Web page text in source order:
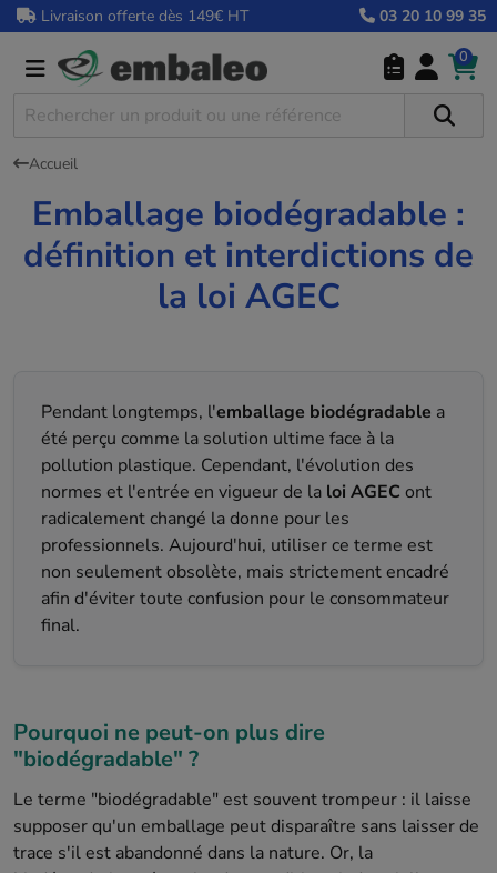
Livraison offerte dès 149€ HT 03 20 10 99 35
0
Accueil
Emballage biodégradable :
définition et interdictions de
la loi AGEC
Pendant longtemps, l'emballage biodégradable a
été perçu comme la solution ultime face à la
pollution plastique. Cependant, l'évolution des
normes et l'entrée en vigueur de la loi AGEC ont
radicalement changé la donne pour les
professionnels. Aujourd'hui, utiliser ce terme est
non seulement obsolète, mais strictement encadré
afin d'éviter toute confusion pour le consommateur
final.
Pourquoi ne peut-on plus dire
"biodégradable" ?
Le terme "biodégradable" est souvent trompeur : il laisse
supposer qu'un emballage peut disparaître sans laisser de
trace s'il est abandonné dans la nature. Or, la